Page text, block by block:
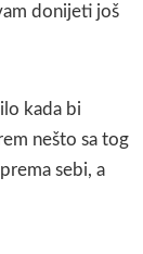
donijeti još
kada bi
nešto sa tog
sebi, a